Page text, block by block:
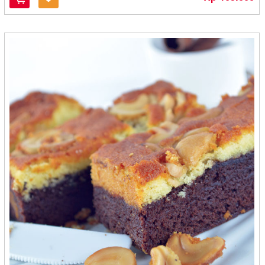
Kingkres - Kediri
Knong - Aceh
Kopi Bubuk Bali Banyuatis - Denpasar
Kopi Dokar (Pesona Pasar Tulungagung) - Tulungagung
Kopi Hirang Efgeen - Banjarbaru
Kopi Jawara - Cilegon
Kopi Kupu - Kupu Bola Dunia - Denpasar
Kopi Pa'Dab - Padang
Kopi Setia Bali - Denpasar
Kopi Sidikalang - Medan
Kopi Tangsi Wangi - Bandung
Kopi-Aroma - Bandung
Kremes Ayam Malioboro - Solo
Kripik Singkong Riski - Pangkal Pinang
Kripik Sri - Madiun